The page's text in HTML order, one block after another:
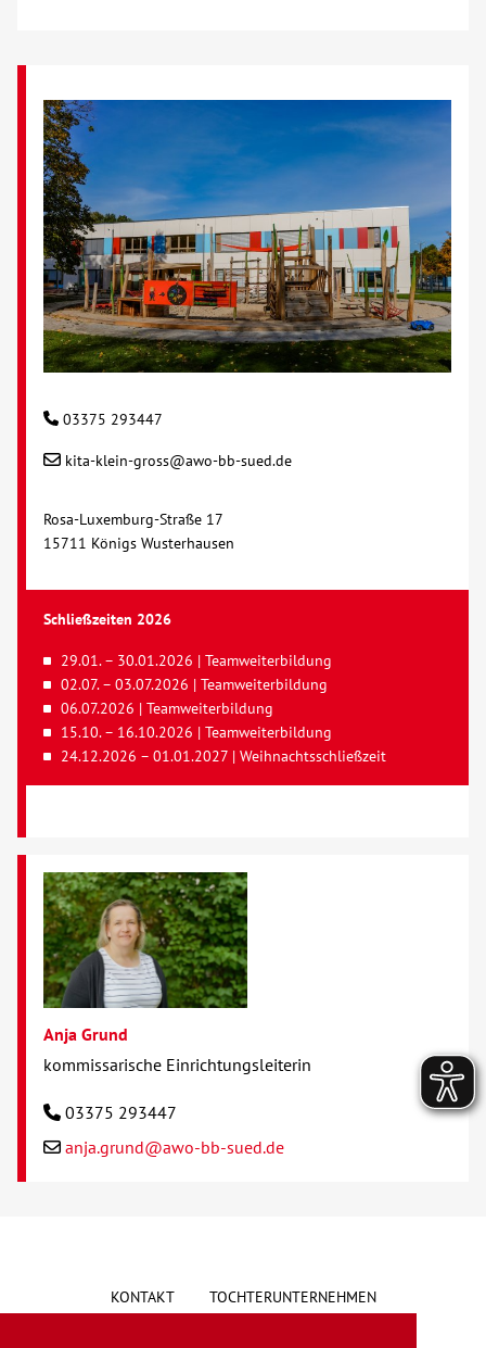
03375 293447
kita-klein-gross@awo-bb-sued.de
Rosa-Luxemburg-Straße 17
15711 Königs Wusterhausen
Schließzeiten 2026
29.01. – 30.01.2026 | Teamweiterbildung
02.07. – 03.07.2026 | Teamweiterbildung
06.07.2026 | Teamweiterbildung
15.10. – 16.10.2026 | Teamweiterbildung
24.12.2026 – 01.01.2027 | Weihnachtsschließzeit
Anja Grund
kommissarische Einrichtungsleiterin
03375 293447
anja.grund@awo-bb-sued.de
KONTAKT TOCHTERUNTERNEHMEN